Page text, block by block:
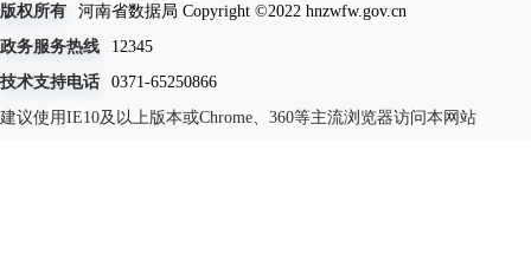
版权所有
河南省数据局 Copyright ©2022 hnzwfw.gov.cn
政务服务热线
12345
技术支持电话
0371-65250866
建议使用IE10及以上版本或Chrome、360等主流浏览器访问本网站